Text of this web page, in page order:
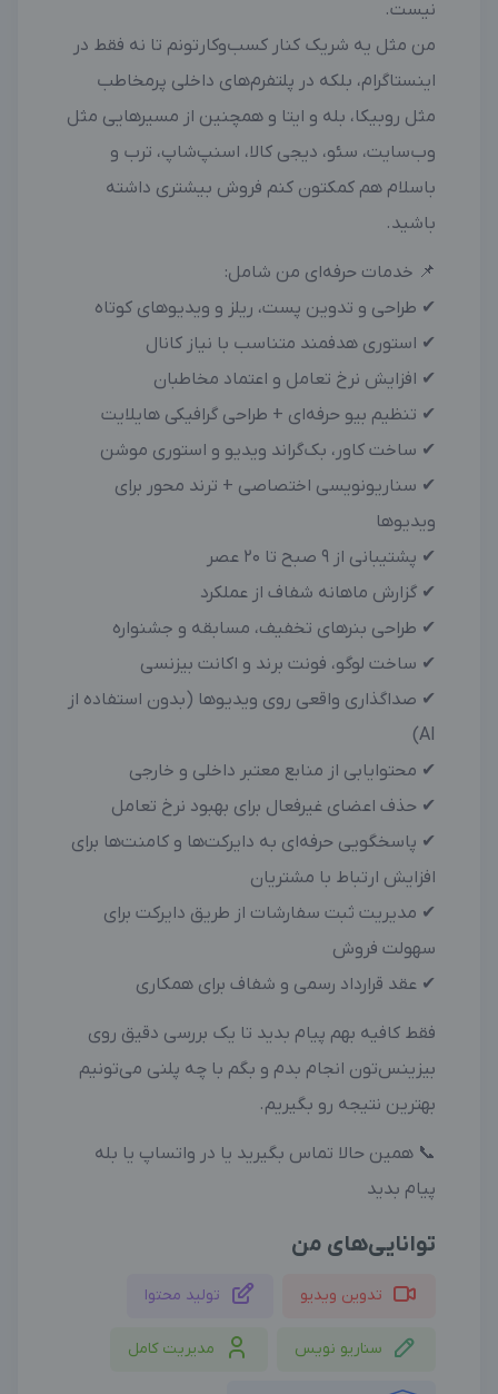
نیست.
من مثل یه شریک کنار کسب‌وکارتونم تا نه فقط در
اینستاگرام، بلکه در پلتفرم‌های داخلی پرمخاطب
مثل روبیکا، بله و ایتا و همچنین از مسیرهایی مثل
وب‌سایت، سئو، دیجی کالا، اسنپ‌شاپ، ترب و
باسلام هم کمکتون کنم فروش بیشتری داشته
باشید.
📌 خدمات حرفه‌ای من شامل:
✔ طراحی و تدوین پست، ریلز و ویدیوهای کوتاه
✔ استوری هدفمند متناسب با نیاز کانال
✔ افزایش نرخ تعامل و اعتماد مخاطبان
✔ تنظیم بیو حرفه‌ای + طراحی گرافیکی هایلایت
✔ ساخت کاور، بک‌گراند ویدیو و استوری موشن
✔ سناریونویسی اختصاصی + ترند محور برای
ویدیوها
✔ پشتیبانی از ۹ صبح تا ۲۰ عصر
✔ گزارش ماهانه شفاف از عملکرد
✔ طراحی بنرهای تخفیف، مسابقه و جشنواره
✔ ساخت لوگو، فونت برند و اکانت بیزنسی
✔ صداگذاری واقعی روی ویدیوها (بدون استفاده از
AI)
✔ محتوایابی از منابع معتبر داخلی و خارجی
✔ حذف اعضای غیرفعال برای بهبود نرخ تعامل
✔ پاسخگویی حرفه‌ای به دایرکت‌ها و کامنت‌ها برای
افزایش ارتباط با مشتریان
✔ مدیریت ثبت سفارشات از طریق دایرکت برای
سهولت فروش
✔ عقد قرارداد رسمی و شفاف برای همکاری
فقط کافیه بهم پیام بدید تا یک بررسی دقیق روی
بیزینس‌تون انجام بدم و بگم با چه پلنی می‌تونیم
بهترین نتیجه رو بگیریم.
📞 همین حالا تماس بگیرید یا در واتساپ یا بله
پیام بدید
توانایی‌های من
تدوین ویدیو تولید محتوا
سناریو نویس مدیریت کامل